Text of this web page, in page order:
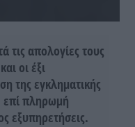
τις απολογίες τους
οι έξι
της εγκληματικής
πληρωμή
εξυπηρετήσεις.